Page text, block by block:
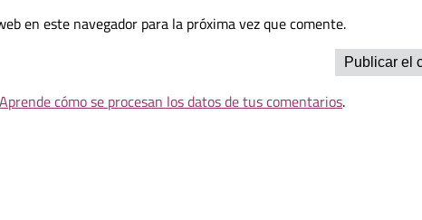
en este navegador para la próxima vez que comente.
Aprende cómo se procesan los datos de tus comentarios.